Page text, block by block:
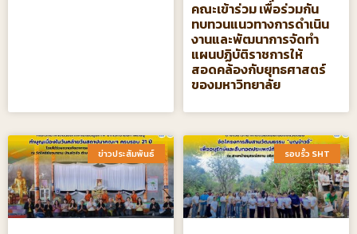
คณะเข้าร่วม เพื่อร่วมกัน
ทบทวนแนวทางการดำเนิน
งานและพัฒนาการจัดทำ
แผนปฏิบัติราชการให้
สอดคล้องกับยุทธศาสตร์
ของมหาวิทยาลัย
ข่าวประสัมพันธ์​ รอบรั้ว SHT​